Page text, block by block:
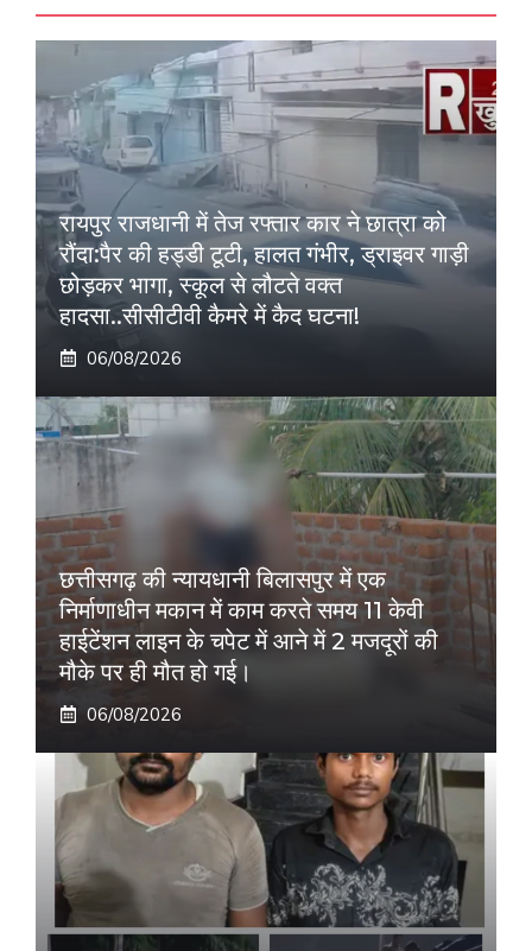
रायपुर राजधानी में तेज रफ्तार कार ने छात्रा को
रौंदा:पैर की हड्डी टूटी, हालत गंभीर, ड्राइवर गाड़ी
छोड़कर भागा, स्कूल से लौटते वक्त
हादसा..सीसीटीवी कैमरे में कैद घटना!
06/08/2026
छत्तीसगढ़ की न्यायधानी बिलासपुर में एक
निर्माणाधीन मकान में काम करते समय 11 केवी
हाईटेंशन लाइन के चपेट में आने में 2 मजदूरों की
मौके पर ही मौत हो गई।
06/08/2026